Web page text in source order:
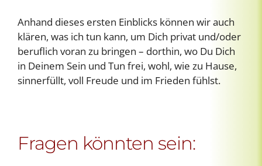
Anhand dieses ersten Einblicks können wir auch
klären, was ich tun kann, um Dich privat und/oder
beruflich voran zu bringen – dorthin, wo Du Dich
in Deinem Sein und Tun frei, wohl, wie zu Hause,
sinnerfüllt, voll Freude und im Frieden fühlst.
Fragen könnten sein: